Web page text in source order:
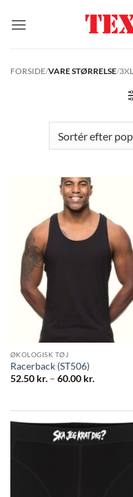
FORSIDE/VARE STØRRELSE/3XL
Racerback (ST506)
52.50kr.– 60.00kr.
52.50 kr.
SKRIV MIG OP